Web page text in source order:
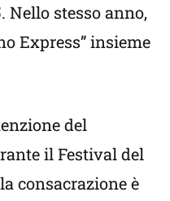
Nello stesso anno,
Express” insieme
del
il Festival del
consacrazione è